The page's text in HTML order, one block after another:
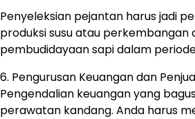
Penyeleksian pejantan harus jadi
produksi susu atau
pembudidayaan sapi dalam
6. Pengurusan Keuangan dan
Pengendalian keuangan yang
perawatan kandang. Anda harus